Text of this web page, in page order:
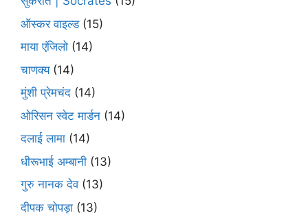
ऑस्कर वाइल्ड(15)
माया एंजिलो (14)
चाणक्य(14)
मुंशी प्रेमचंद (14)
ओरिसन स्‍वेट मार्डन (14)
दलाई लामा (14)
धीरूभाई अम्बानी (13)
गुरु नानक देव(13)
दीपक चोपड़ा (13)